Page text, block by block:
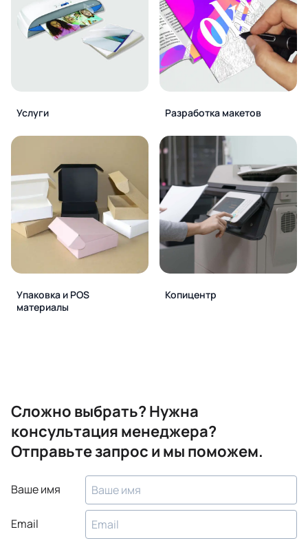
Услуги Разработка макетов
Упаковка и POS
материалы
Копицентр
Сложно выбрать? Нужна
консультация менеджера?
Отправьте запрос и мы поможем.
Ваше имя
Email